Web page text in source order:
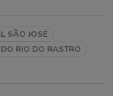
SÃO JOSÉ
RIO DO RASTRO